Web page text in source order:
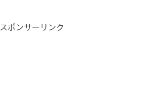
スポンサーリンク